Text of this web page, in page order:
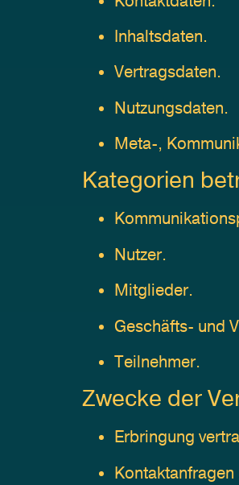
Inhaltsdaten.
Vertragsdaten.
Nutzungsdaten.
Meta-,
Kategorien
Nutzer.
Mitglieder.
Geschäfts- und
Teilnehmer.
Zwecke der
Erbringung